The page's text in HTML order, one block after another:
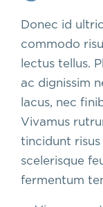
Donec id
commodo
lectus tellus.
ac dignissim
lacus, nec
Vivamus
tincidunt risus
scelerisque
fermentum